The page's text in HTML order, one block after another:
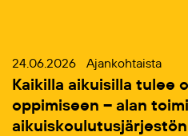
24.06.2026 Ajankohtaista
Kaikilla aikuisilla tulee
oppimiseen – alan